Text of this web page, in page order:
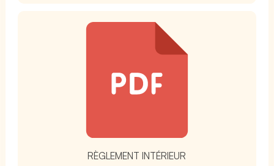
RÈGLEMENT INTÉRIEUR